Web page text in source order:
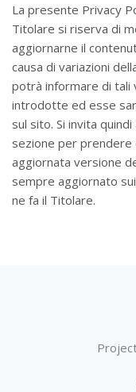
La presente Privacy
Titolare si riserva di
aggiornarne il
causa di variazioni
potrà informare di tali
introdotte ed esse
sul sito. Si invita
sezione per prendere
aggiornata versione
sempre aggiornato
ne fa il Titolare.